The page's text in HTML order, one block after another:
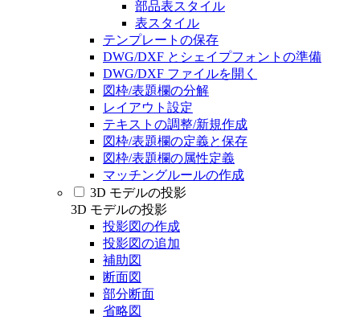
部品表スタイル
表スタイル
テンプレートの保存
DWG/DXF とシェイプフォントの準備
DWG/DXF ファイルを開く
図枠/表題欄の分解
レイアウト設定
テキストの調整/新規作成
図枠/表題欄の定義と保存
図枠/表題欄の属性定義
マッチングルールの作成
3D モデルの投影
3D モデルの投影
投影図の作成
投影図の追加
補助図
断面図
部分断面
省略図